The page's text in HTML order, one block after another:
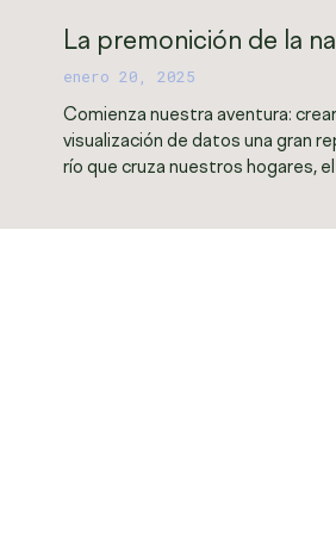
La premonición de la
enero 20, 2025
Comienza nuestra aventura:
visualización de datos una gran
río que cruza nuestros hogares,